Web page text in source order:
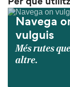
Per què
Navega
vulguis
Més rutes
altre.